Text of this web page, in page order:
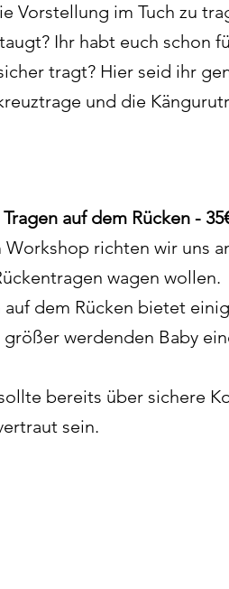
Vorstellung im Tuch zu
Ihr habt euch schon
tragt? Hier seid ihr
und die
auf dem Rücken -
Workshop richten wir uns
wagen wollen.
auf dem Rücken bietet
werdenden Baby
bereits über sichere
sein.